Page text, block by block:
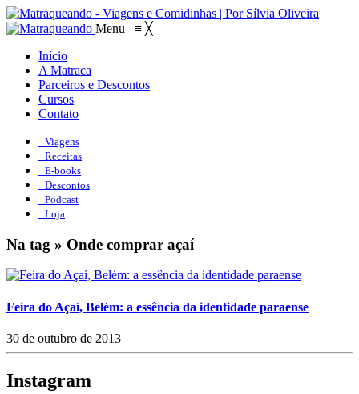
Menu ≡ ╳
Início
A Matraca
Parceiros e Descontos
Cursos
Contato
Viagens
Receitas
E-books
Descontos
Podcast
Loja
Na tag » Onde comprar açaí
Feira do Açaí, Belém: a essência da identidade paraense
30 de outubro de 2013
Instagram